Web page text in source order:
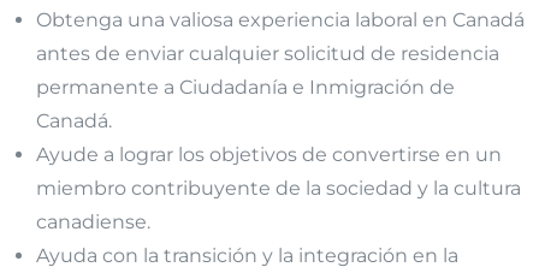
Obtenga una valiosa experiencia laboral en Canadá
antes de enviar cualquier solicitud de residencia
permanente a Ciudadanía e Inmigración de
Canadá.
Ayude a lograr los objetivos de convertirse en un
miembro contribuyente de la sociedad y la cultura
canadiense.
Ayuda con la transición y la integración en la